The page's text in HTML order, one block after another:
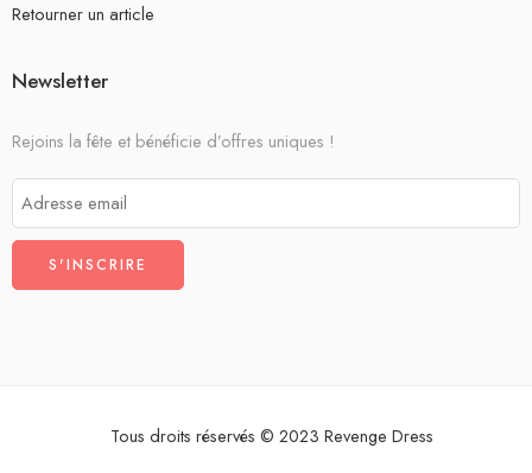
Retourner un article
Newsletter
Rejoins la fête et bénéficie d’offres uniques !
Tous droits réservés © 2023 Revenge Dress